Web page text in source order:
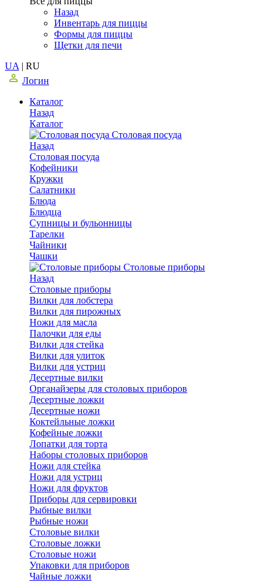
Назад
Инвентарь для пиццы
Формы для пиццы
Щетки для печи
UA | RU
Логин
Каталог
Назад
Каталог
Столовая посуда
Назад
Столовая посуда
Кофейники
Кружки
Салатники
Блюда
Блюдца
Супницы и бульонницы
Тарелки
Чайники
Чашки
Cтоловые приборы
Назад
Cтоловые приборы
Вилки для лобстера
Вилки для пирожных
Ножи для масла
Палочки для еды
Вилки для стейка
Вилки для улиток
Вилки для устриц
Десертные вилки
Органайзеры для столовых приборов
Десертные ложки
Десертные ножи
Коктейльные ложки
Кофейные ложки
Лопатки для торта
Наборы столовых приборов
Ножи для стейка
Ножи для устриц
Ножи для фруктов
Приборы для сервировки
Рыбные вилки
Рыбные ножи
Столовые вилки
Столовые ложки
Столовые ножи
Упаковки для приборов
Чайные ложки